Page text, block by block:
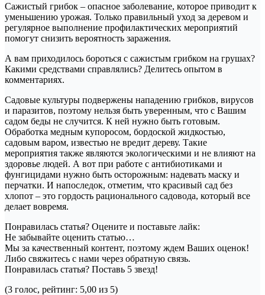
Сажистый грибок – опасное заболевание, которое приводит к
уменьшению урожая. Только правильный уход за деревом и
регулярное выполнение профилактических мероприятий
помогут снизить вероятность заражения.
А вам приходилось бороться с сажистым грибком на грушах?
Какими средствами справлялись? Делитесь опытом в
комментариях.
Садовые культуры подвержены нападению грибков, вирусов
и паразитов, поэтому нельзя быть уверенным, что с Вашим
садом беды не случится. К ней нужно быть готовым.
Обработка медным купоросом, бордоской жидкостью,
садовым варом, известью не вредит дереву. Такие
мероприятия также являются экологическими и не влияют на
здоровье людей. А вот при работе с антибиотиками и
фунгицидами нужно быть осторожным: надевать маску и
перчатки. И напоследок, отметим, что красивый сад без
хлопот – это гордость рационального садовода, который все
делает вовремя.
Понравилась статья? Оцените и поставьте лайк:
Не забывайте оценить статью…
Мы за качественный контент, поэтому ждем Ваших оценок!
Либо свяжитесь с нами через обратную связь.
Понравилась статья? Поставь 5 звезд!
(3 голос, рейтинг: 5,00 из 5)